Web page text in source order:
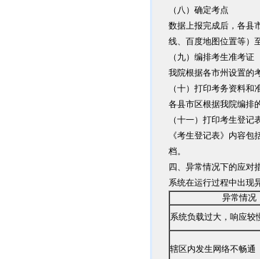
（八）确定考点
数据上报完成后，各县
线、百度地图位置等）
（九）编排考生准考证
我院根据各市州设置的
（十）打印考务资料和
各县市区根据我院编排
（十一）打印考生登记
《考生登记表》内容
档。
四、异常情况下的应对
系统在运行过程中出现
异常情况
系统负载过大，响应较
辖区内发生网络不畅通